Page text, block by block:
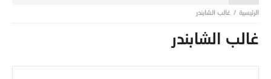
غالب الشابندر
غالب الشابندر